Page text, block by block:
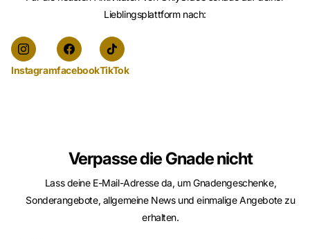
Lieblingsplattform nach:
InstagramfacebookTikTok
Verpasse die Gnade nicht
Lass deine E-Mail-Adresse da, um Gnadengeschenke,
Sonderangebote, allgemeine News und einmalige Angebote zu
erhalten.